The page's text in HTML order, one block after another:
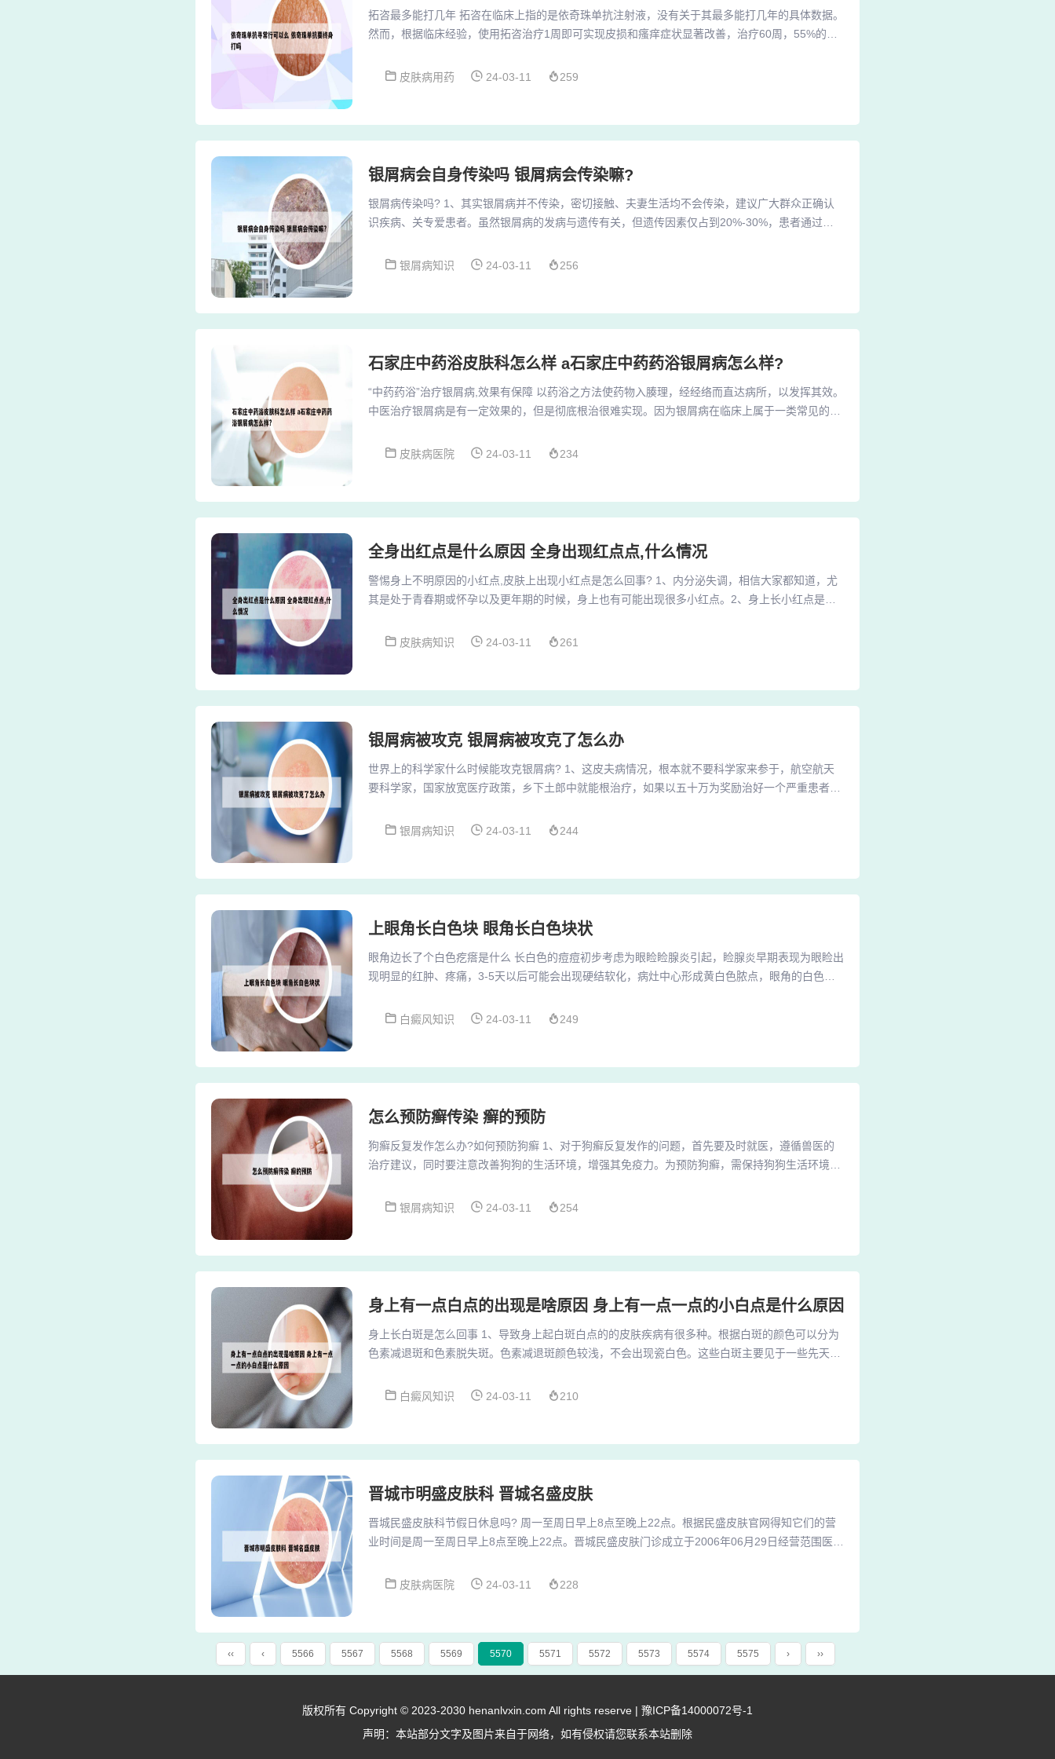
拓咨最多能打几年 拓咨在临床上指的是依奇珠单抗注射液，没有关于其最多能打几年的具体数据。
然而，根据临床经验，使用拓咨治疗1周即可实现皮损和瘙痒症状显著改善，治疗60周，55%的患
续治疗的话，可能需要长期使用或定期注射这种药物。重要的是与您的医生保持密切联系，遵循他
皮肤病用药 24-03-11 259
银屑病会自身传染吗 银屑病会传染嘛?
银屑病传染吗? 1、其实银屑病并不传染，密切接触、夫妻生活均不会传染，建议广大群众正确认
识疾病、关专爱患者。虽然银屑病的发病与遗传有关，但遗传因素仅占到20%-30%，患者通过积
师。得了传染病的不能做厨师。3、银屑病是不传染的，因为银屑病是一种免疫介导的多基因遗传
银屑病知识 24-03-11 256
石家庄中药浴皮肤科怎么样 a石家庄中药药浴银屑病怎么样?
“中药药浴”治疗银屑病,效果有保障 以药浴之方法使药物入腠理，经经络而直达病所，以发挥其效。
中医治疗银屑病是有一定效果的，但是彻底根治很难实现。因为银屑病在临床上属于一类常见的反
局部或全身的血药浓度提高，从而产生治疗作用。药浴可以使药物透过皮肤、穴位等，而直接进入
皮肤病医院 24-03-11 234
全身出红点是什么原因 全身出现红点点,什么情况
警惕身上不明原因的小红点,皮肤上出现小红点是怎么回事? 1、内分泌失调，相信大家都知道，尤
其是处于青春期或怀孕以及更年期的时候，身上也有可能出现很多小红点。2、身上长小红点是因
理，被咬的话，就被咬了吧，一段时间后，身上的小红点就会消失了。 身上长小红点是因为毛囊角
皮肤病知识 24-03-11 261
银屑病被攻克 银屑病被攻克了怎么办
世界上的科学家什么时候能攻克银屑病? 1、这皮夫病情况，根本就不要科学家来参于，航空航天
要科学家，国家放宽医疗政策，乡下土郎中就能根治疗，如果以五十万为奖励治好一个严重患者，
病在现在还没有办法根治，但此症也不是不治之症，在有效对症治疗之后就可以控制疾患症状。
银屑病知识 24-03-11 244
上眼角长白色块 眼角长白色块状
眼角边长了个白色疙瘩是什么 长白色的痘痘初步考虑为眼睑睑腺炎引起，睑腺炎早期表现为眼睑出
现明显的红肿、疼痛，3-5天以后可能会出现硬结软化，病灶中心形成黄白色脓点，眼角的白色痘
一小颗白芝麻，一般发生在脸上，特别是女性的眼睛周围。脂肪粒是一种长在皮肤上的白色小疙
白癜风知识 24-03-11 249
怎么预防癣传染 癣的预防
狗癣反复发作怎么办?如何预防狗癣 1、对于狗癣反复发作的问题，首先要及时就医，遵循兽医的
治疗建议，同时要注意改善狗狗的生活环境，增强其免疫力。为预防狗癣，需保持狗狗生活环境干
良好的狗狗卫生，提供均衡的饮食，避免与感染源接触，以及定期检查狗狗的皮肤状况。首先，保
银屑病知识 24-03-11 254
身上有一点白点的出现是啥原因 身上有一点一点的小白点是什么原因
身上长白斑是怎么回事 1、导致身上起白斑白点的的皮肤疾病有很多种。根据白斑的颜色可以分为
色素减退斑和色素脱失斑。色素减退斑颜色较浅，不会出现瓷白色。这些白斑主要见于一些先天性
是老年性白斑病、外伤刺激、白色糠疹、无色素痣、贫血痣、花斑癣、白癜风等因素导致。皮肤出
白癜风知识 24-03-11 210
晋城市明盛皮肤科 晋城名盛皮肤
晋城民盛皮肤科节假日休息吗? 周一至周日早上8点至晚上22点。根据民盛皮肤官网得知它们的营
业时间是周一至周日早上8点至晚上22点。晋城民盛皮肤门诊成立于2006年06月29日经营范围医疗
企业法人杨明贵，目前企业处于开业状态。医院节假日不休息，医生护士实行轮休制，不耽误正常
皮肤病医院 24-03-11 228
‹‹ ‹ 5566 5567 5568 5569 5570 5571 5572 5573 5574 5575 › ››
版权所有 Copyright © 2023-2030 henanlvxin.com All rights reserve | 豫ICP备14000072号-1
声明：本站部分文字及图片来自于网络，如有侵权请您联系本站删除